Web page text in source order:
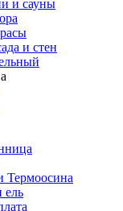
и сауны
и стен
Термоосина
ель